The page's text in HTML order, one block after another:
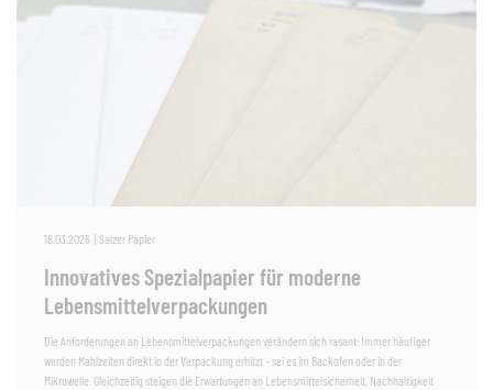
18.03.2026 | Salzer Papier
Innovatives Spezialpapier für moderne
Lebensmittelverpackungen
Die Anforderungen an Lebensmittelverpackungen verändern sich rasant: Immer häufiger
werden Mahlzeiten direkt in der Verpackung erhitzt – sei es im Backofen oder in der
Mikrowelle. Gleichzeitig steigen die Erwartungen an Lebensmittelsicherheit, Nachhaltigkeit